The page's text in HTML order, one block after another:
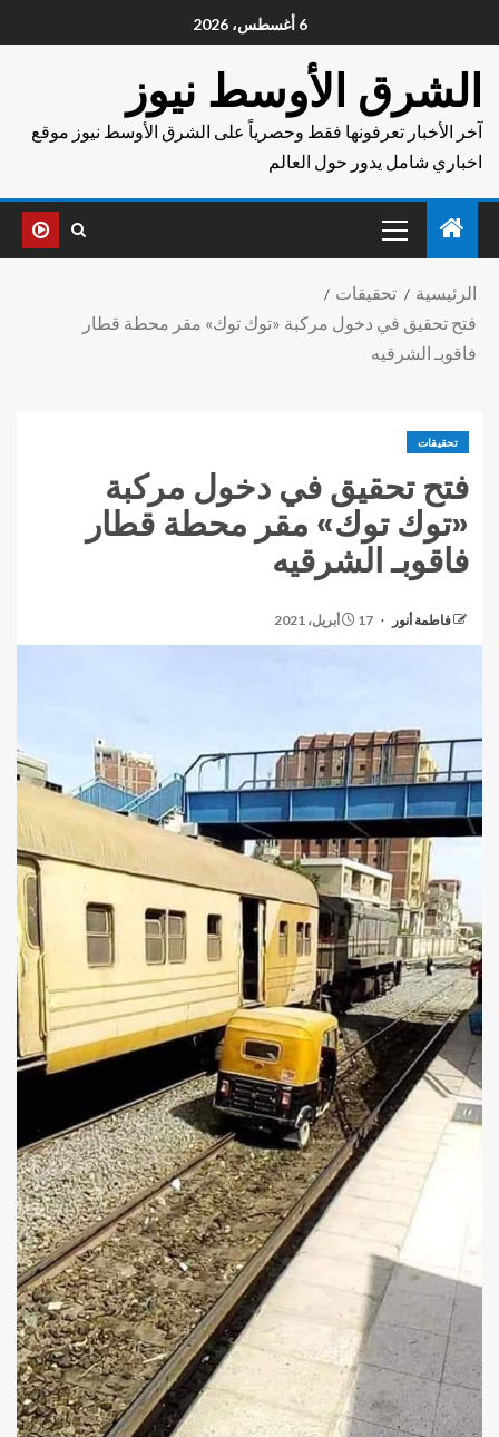
6 أغسطس، 2026
الشرق الأوسط نيوز
آخر الأخبار تعرفونها فقط وحصرياً على الشرق الأوسط نيوز موقع
اخباري شامل يدور حول العالم
الرئيسية
تحقيقات
فتح تحقيق في دخول مركبة «توك توك» مقر محطة قطار
فاقوبـ الشرقيه
تحقيقات
فتح تحقيق في دخول مركبة
«توك توك» مقر محطة قطار
فاقوبـ الشرقيه
فاطمة أنور 17 أبريل، 2021